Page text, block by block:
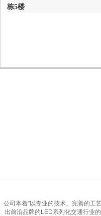
栋5楼
公司本着"以专业的技术、完善的工
出前沿品牌的LED系列化交通行业